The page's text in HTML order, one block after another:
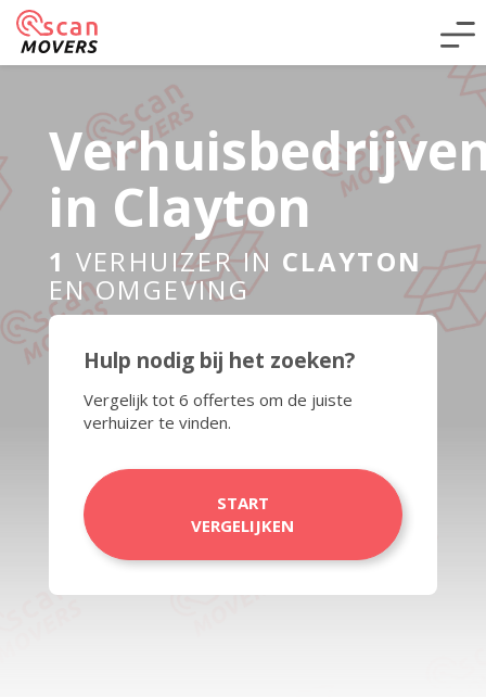
in Clayton
1 VERHUIZER IN CLAYTON
EN OMGEVING
Hulp nodig bij het zoeken?
Vergelijk tot 6 offertes om de juiste
verhuizer te vinden.
START
VERGELIJKEN